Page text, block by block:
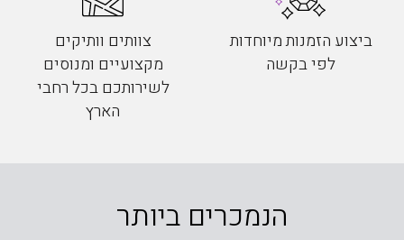
ביצוע הזמנות מיוחדות
לפי בקשה
צוותים וותיקים
מקצועיים ומנוסים
לשירותכם בכל רחבי
הארץ
הנמכרים ביותר